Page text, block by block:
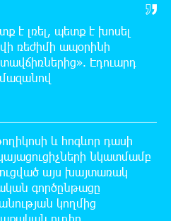
մահվան մասին
ճակատ» շարժումը
է հայտնում Ամենայն Հայոց
Կոտայքի մարզում. Զովունի-
բախվել են «Alfa
է լռել, պետք է խոսել
ռեժիմի ապօրինի
Էդուարդ
և հոգևոր դասի
նկատմամբ
այս խայտառակ
գործընթացը
կողմից